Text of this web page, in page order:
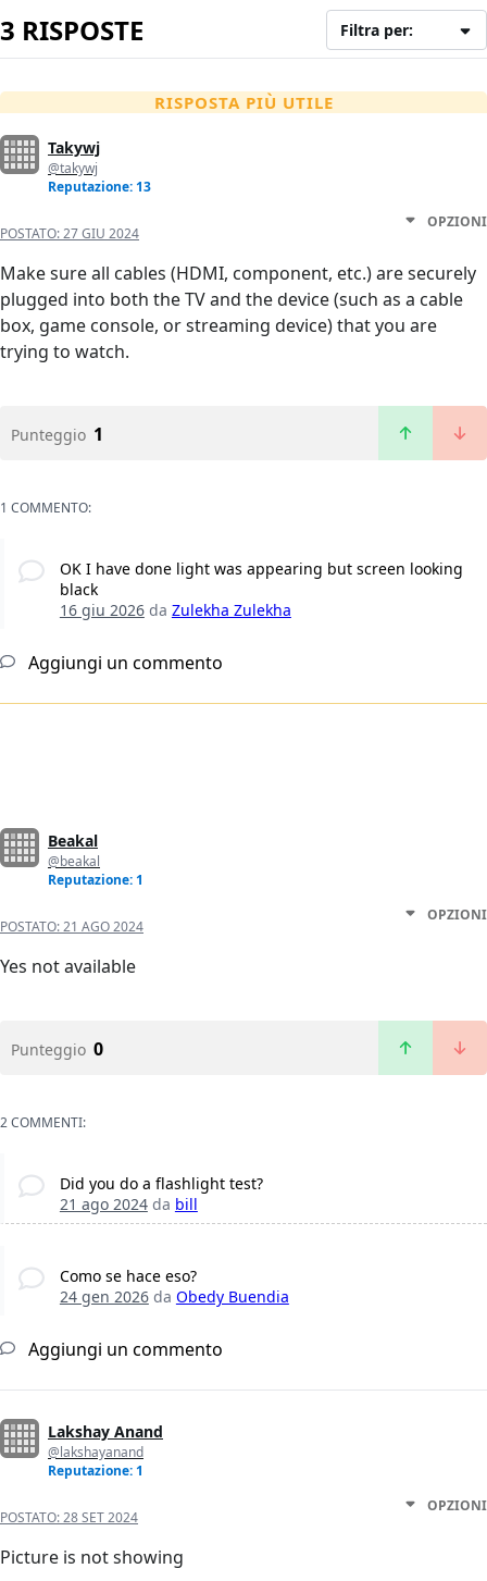
3 RISPOSTE Filtra per:
RISPOSTA PIÙ UTILE
Takywj
@takywj
Reputazione: 13
POSTATO:27 GIU 2024
OPZIONI
Make sure all cables (HDMI, component, etc.) are securely
plugged into both the TV and the device (such as a cable
box, game console, or streaming device) that you are
trying to watch.
Punteggio 1
1 COMMENTO:
OK I have done light was appearing but screen looking
black
16 giu 2026da Zulekha Zulekha
Aggiungi un commento
Beakal
@beakal
Reputazione: 1
POSTATO:21 AGO 2024
OPZIONI
Yes not available
Punteggio 0
2 COMMENTI:
Did you do a flashlight test?
21 ago 2024da bill
Como se hace eso?
24 gen 2026da Obedy Buendia
Aggiungi un commento
Lakshay Anand
@lakshayanand
Reputazione: 1
POSTATO:28 SET 2024
OPZIONI
Picture is not showing